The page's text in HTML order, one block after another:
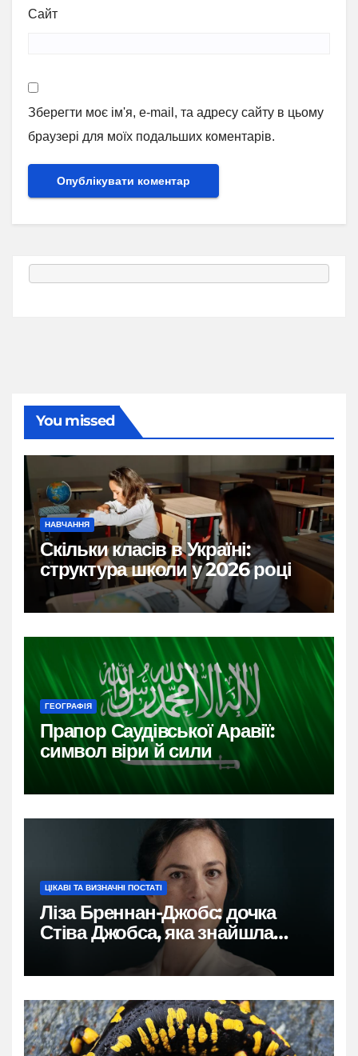
Сайт
Зберегти моє ім'я, e-mail, та адресу сайту в цьому
браузері для моїх подальших коментарів.
You missed
НАВЧАННЯ
Скільки класів в Україні:
структура школи у 2026 році
ГЕОГРАФІЯ
Прапор Саудівської Аравії:
символ віри й сили
ЦІКАВІ ТА ВИЗНАЧНІ ПОСТАТІ
Ліза Бреннан-Джобс: дочка
Стіва Джобса, яка знайшла
власний голос